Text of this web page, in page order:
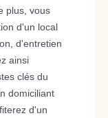
plus, vous
d'un local
d'entretien
ainsi
clés du
domiciliant
d'un